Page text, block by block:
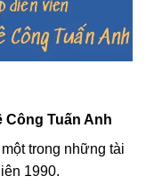
Tuấn Anh
trong những tài
1990.